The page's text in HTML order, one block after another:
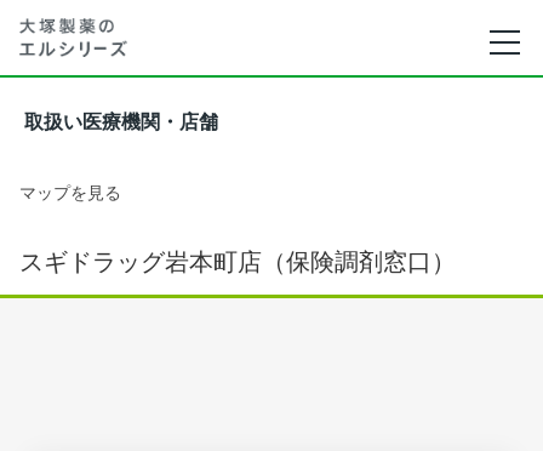
取扱い医療機関・店舗
マップを見る
スギドラッグ岩本町店（保険調剤窓口）